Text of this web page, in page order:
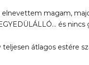
elnevettem magam,
és
teljesen átlagos estére